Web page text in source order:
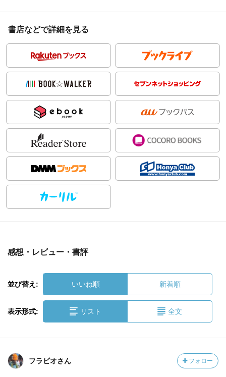
書店などで詳細を見る
感想・レビュー・書評
並び替え: いいね順 新着順
表示形式: リスト 全文
フラビオさん フォロー